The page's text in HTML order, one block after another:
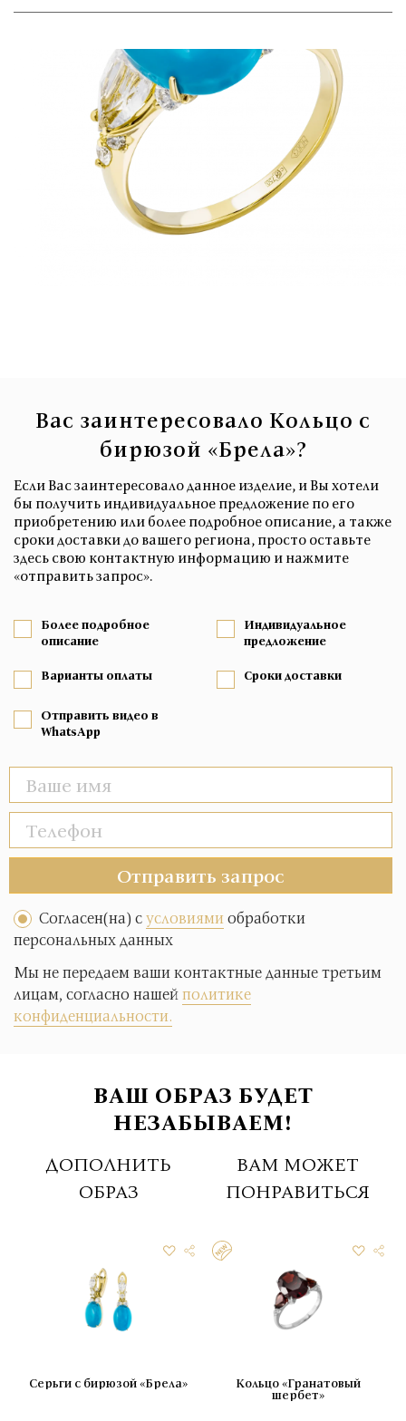
Вас заинтересовало Кольцо с
бирюзой «Брела»?
Если Вас заинтересовало данное изделие, и Вы хотели
бы получить индивидуальное предложение по его
приобретению или более подробное описание, а также
сроки доставки до вашего региона, просто оставьте
здесь свою контактную информацию и нажмите
«отправить запрос».
Более подробное
описание
Индивидуальное
предложение
Варианты оплаты Сроки доставки
Отправить видео в
WhatsApp
Отправить запрос
Согласен(на) сусловиямиобработки
персональных данных
Мы не передаем ваши контактные данные третьим
лицам, согласно нашейполитике
конфиденциальности.
ВАШ ОБРАЗ БУДЕТ
НЕЗАБЫВАЕМ!
ДОПОЛНИТЬ
ОБРАЗ
Серьги с бирюзой «Брела»
ВАМ МОЖЕТ
ПОНРАВИТЬСЯ
Кольцо «Гранатовый
шербет»